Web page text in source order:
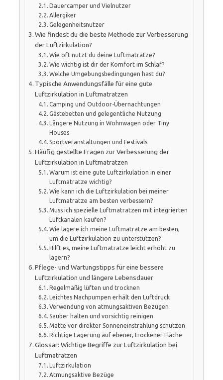
Dauercamper und Vielnutzer
Allergiker
Gelegenheitsnutzer
Wie findest du die beste Methode zur Verbesserung
der Luftzirkulation?
Wie oft nutzt du deine Luftmatratze?
Wie wichtig ist dir der Komfort im Schlaf?
Welche Umgebungsbedingungen hast du?
Typische Anwendungsfälle für eine gute
Luftzirkulation in Luftmatratzen
Camping und Outdoor-Übernachtungen
Gästebetten und gelegentliche Nutzung
Längere Nutzung in Wohnwagen oder Tiny
Houses
Sportveranstaltungen und Festivals
Häufig gestellte Fragen zur Verbesserung der
Luftzirkulation in Luftmatratzen
Warum ist eine gute Luftzirkulation in einer
Luftmatratze wichtig?
Wie kann ich die Luftzirkulation bei meiner
Luftmatratze am besten verbessern?
Muss ich spezielle Luftmatratzen mit integrierten
Luftkanälen kaufen?
Wie lagere ich meine Luftmatratze am besten,
um die Luftzirkulation zu unterstützen?
Hilft es, meine Luftmatratze leicht erhöht zu
lagern?
Pflege- und Wartungstipps für eine bessere
Luftzirkulation und längere Lebensdauer
Regelmäßig lüften und trocknen
Leichtes Nachpumpen erhält den Luftdruck
Verwendung von atmungsaktiven Bezügen
Sauber halten und vorsichtig reinigen
Matte vor direkter Sonneneinstrahlung schützen
Richtige Lagerung auf ebener, trockener Fläche
Glossar: Wichtige Begriffe zur Luftzirkulation bei
Luftmatratzen
Luftzirkulation
Atmungsaktive Bezüge